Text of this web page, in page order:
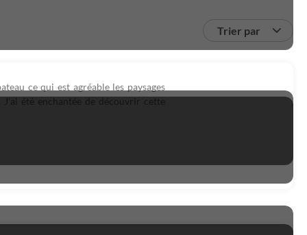
Trier par
ce qui est agréable les paysages